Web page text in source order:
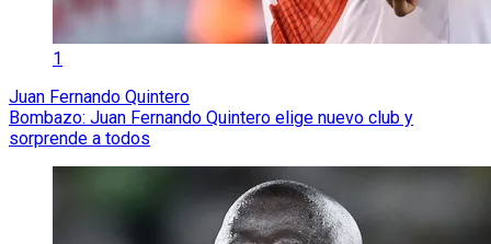
1
Juan Fernando Quintero
Bombazo: Juan Fernando Quintero elige nuevo club y
sorprende a todos